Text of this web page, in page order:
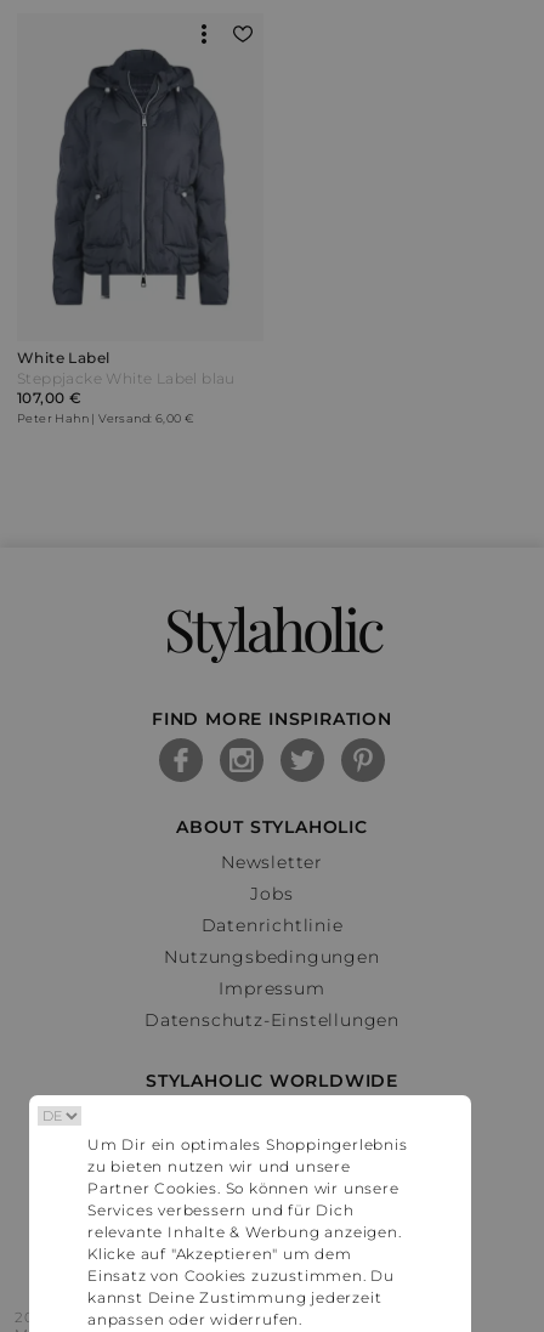
White Label
Steppjacke White Label blau
107,00 €
Peter Hahn | Versand: 6,00 €
Stylaholic
FIND MORE INSPIRATION
ABOUT STYLAHOLIC
Newsletter
Jobs
Datenrichtlinie
Nutzungsbedingungen
Impressum
Datenschutz-Einstellungen
STYLAHOLIC WORLDWIDE
Österreich
Schweiz
France
United States
2016 - 2026 © Stylaholic.
Um Dir ein optimales Shoppingerlebnis
zu bieten nutzen wir und unsere
Partner Cookies. So können wir unsere
Services verbessern und für Dich
relevante Inhalte & Werbung anzeigen.
Klicke auf "Akzeptieren" um dem
Einsatz von Cookies zuzustimmen. Du
kannst Deine Zustimmung jederzeit
anpassen oder widerrufen.